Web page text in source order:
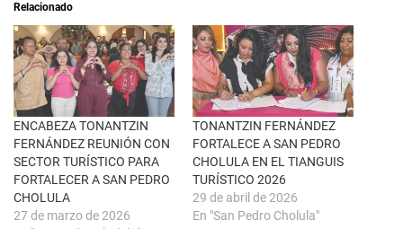
b
r
e
e
n
u
n
a
v
e
n
t
a
n
a
n
u
v
e
n
F
a
c
e
b
o
k
(
S
e
a
b
e
e
Relacionado
ENCABEZA TONANTZIN
FERNÁNDEZ REUNIÓN CON
SECTOR TURÍSTICO PARA
FORTALECER A SAN PEDRO
CHOLULA
27 de marzo de 2026
TONANTZIN FERNÁNDEZ
FORTALECE A SAN PEDRO
CHOLULA EN EL TIANGUIS
TURÍSTICO 2026
29 de abril de 2026
En "San Pedro Cholula"